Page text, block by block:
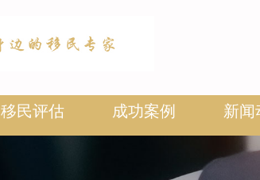
移民评估 成功案例 新闻